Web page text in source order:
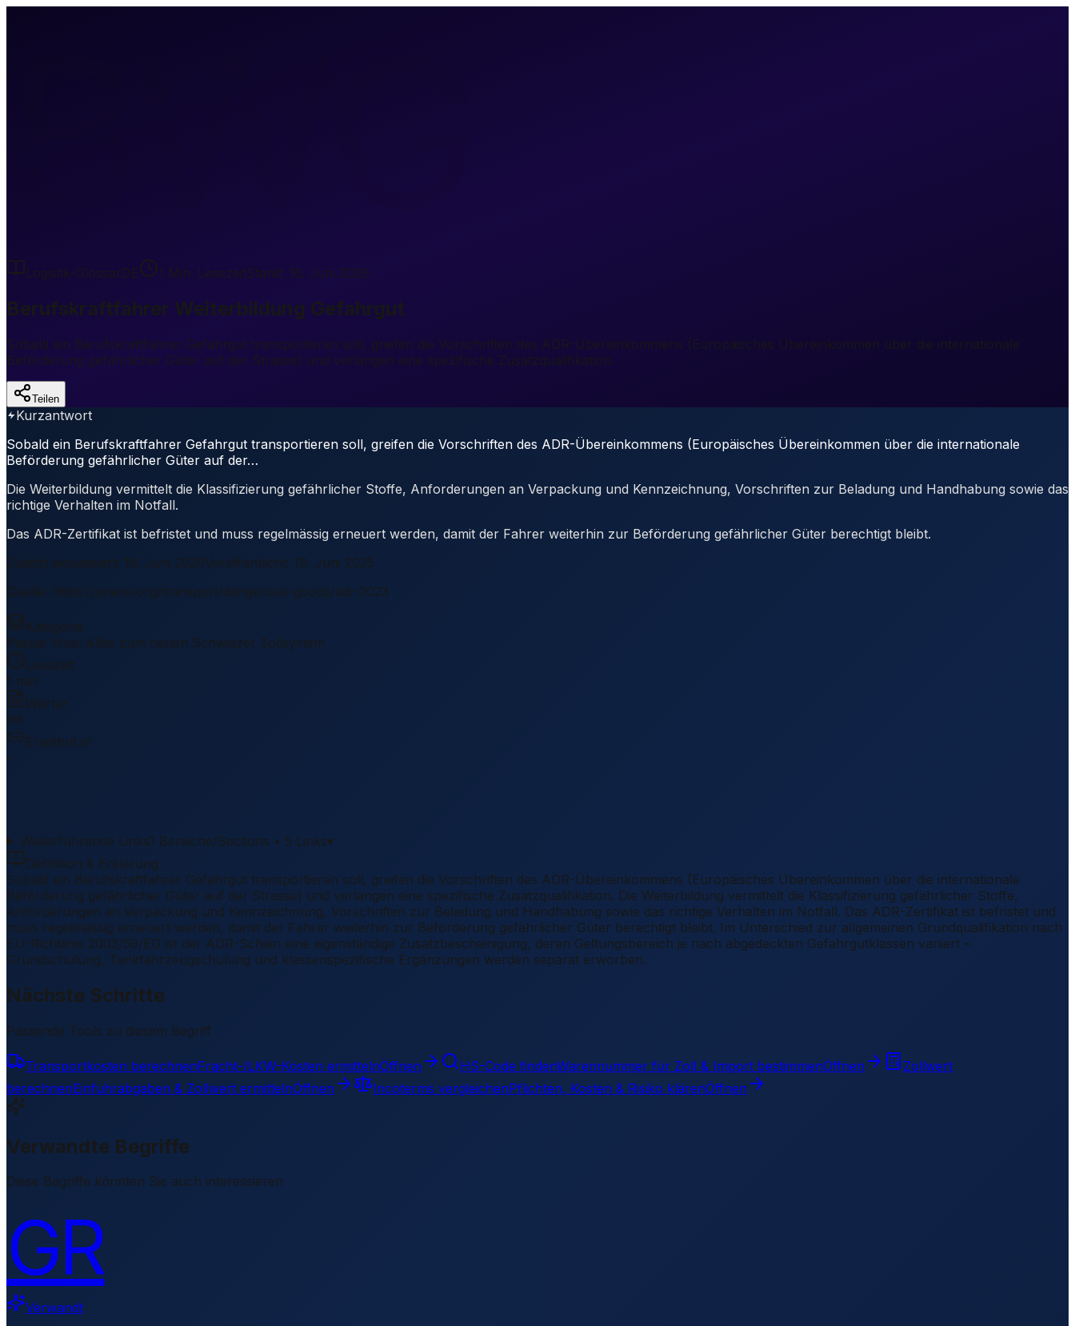
Logistik-GlossarDE 1 Min. LesezeitStand: 16. Juni 2026
Berufskraftfahrer Weiterbildung Gefahrgut
Sobald ein Berufskraftfahrer Gefahrgut transportieren soll, greifen die Vorschriften des ADR-Übereinkommens (Europäisches Übereinkommen über die internationale
Beförderung gefährlicher Güter auf der Strasse) und verlangen eine spezifische Zusatzqualifikation.
Teilen
Kurzantwort
Sobald ein Berufskraftfahrer Gefahrgut transportieren soll, greifen die Vorschriften des ADR-Übereinkommens (Europäisches Übereinkommen über die internationale
Beförderung gefährlicher Güter auf der…
Die Weiterbildung vermittelt die Klassifizierung gefährlicher Stoffe, Anforderungen an Verpackung und Kennzeichnung, Vorschriften zur Beladung und Handhabung sowie das
richtige Verhalten im Notfall.
Das ADR-Zertifikat ist befristet und muss regelmässig erneuert werden, damit der Fahrer weiterhin zur Beförderung gefährlicher Güter berechtigt bleibt.
Zuletzt aktualisiert: 16. Juni 2026Veröffentlicht: 19. Juni 2025
Quelle: https://unece.org/transport/dangerous-goods/adr-2023
Kategorie
Passar Hub: Alles zum neuen Schweizer Zollsystem
Lesezeit
1 min
Wörter
99
Erwähnt in
–
Weiterführende Links1 Bereiche/Sections • 5 Links▾
Definition & Erklärung
Sobald ein Berufskraftfahrer Gefahrgut transportieren soll, greifen die Vorschriften des ADR-Übereinkommens (Europäisches Übereinkommen über die internationale
Beförderung gefährlicher Güter auf der Strasse) und verlangen eine spezifische Zusatzqualifikation. Die Weiterbildung vermittelt die Klassifizierung gefährlicher Stoffe,
Anforderungen an Verpackung und Kennzeichnung, Vorschriften zur Beladung und Handhabung sowie das richtige Verhalten im Notfall. Das ADR-Zertifikat ist befristet und
muss regelmässig erneuert werden, damit der Fahrer weiterhin zur Beförderung gefährlicher Güter berechtigt bleibt. Im Unterschied zur allgemeinen Grundqualifikation nach
EU-Richtlinie 2003/59/EG ist der ADR-Schein eine eigenständige Zusatzbescheinigung, deren Geltungsbereich je nach abgedeckten Gefahrgutklassen variiert –
Grundschulung, Tankfahrzeugschulung und klassenspezifische Ergänzungen werden separat erworben.
Nächste Schritte
Passende Tools zu diesem Begriff
Transportkosten berechnenFracht-/LKW-Kosten ermittelnÖffnen HS-Code findenWarennummer für Zoll & Import bestimmenÖffnen
Zollwert
berechnenEinfuhrabgaben & Zollwert ermittelnÖffnen Incoterms vergleichenPflichten, Kosten & Risiko klärenÖffnen
Verwandte Begriffe
Diese Begriffe könnten Sie auch interessieren
GR
Verwandt